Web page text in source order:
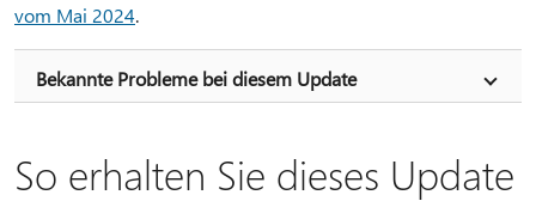
vom Mai 2024.
Bekannte Probleme bei diesem Update
So erhalten Sie dieses Update